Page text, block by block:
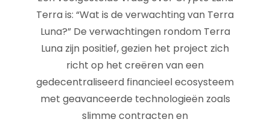
Terra is: “Wat is de verwachting van Terra
Luna?” De verwachtingen rondom Terra
Luna zijn positief, gezien het project zich
richt op het creëren van een
gedecentraliseerd financieel ecosysteem
met geavanceerde technologieën zoals
slimme contracten en